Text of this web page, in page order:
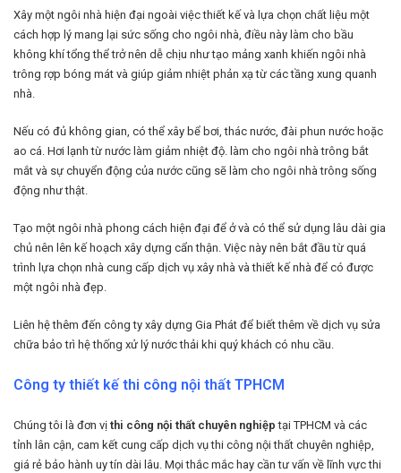
Xây một ngôi nhà hiện đại ngoài việc thiết kế và lựa chọn chất liệu một
cách hợp lý mang lại sức sống cho ngôi nhà, điều này làm cho bầu
không khí tổng thể trở nên dễ chịu như tạo mảng xanh khiến ngôi nhà
trông rợp bóng mát và giúp giảm nhiệt phản xạ từ các tầng xung quanh
nhà.
Nếu có đủ không gian, có thể xây bể bơi, thác nước, đài phun nước hoặc
ao cá. Hơi lạnh từ nước làm giảm nhiệt độ. làm cho ngôi nhà trông bắt
mắt và sự chuyển động của nước cũng sẽ làm cho ngôi nhà trông sống
động như thật.
Tạo một ngôi nhà phong cách hiện đại để ở và có thể sử dụng lâu dài gia
chủ nên lên kế hoạch xây dựng cẩn thận. Việc này nên bắt đầu từ quá
trình lựa chọn nhà cung cấp dịch vụ xây nhà và thiết kế nhà để có được
một ngôi nhà đẹp.
Liên hệ thêm đến công ty xây dựng Gia Phát để biết thêm về dịch vụ sửa
chữa bảo trì hệ thống xử lý nước thải khi quý khách có nhu cầu.
Công ty thiết kế thi công nội thất TPHCM
Chúng tôi là đơn vị thi công nội thất chuyên nghiệp tại TPHCM và các
tỉnh lân cận, cam kết cung cấp dịch vụ thi công nội thất chuyên nghiệp,
giá rẻ bảo hành uy tín dài lâu. Mọi thắc mắc hay cần tư vấn về lĩnh vực thi